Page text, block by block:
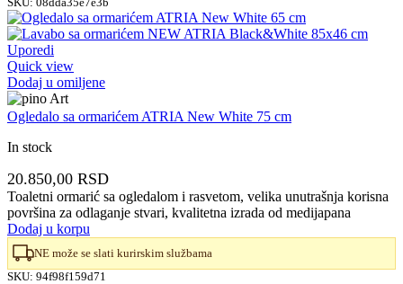
Uporedi
Quick view
Dodaj u omiljene
Ogledalo sa ormarićem ATRIA New White 75 cm
In stock
20.850,00 RSD
Toaletni ormarić sa ogledalom i rasvetom, velika unutrašnja korisna
površina za odlaganje stvari, kvalitetna izrada od medijapana
Dodaj u korpu
NE može se slati kurirskim službama
SKU: 94f98f159d71